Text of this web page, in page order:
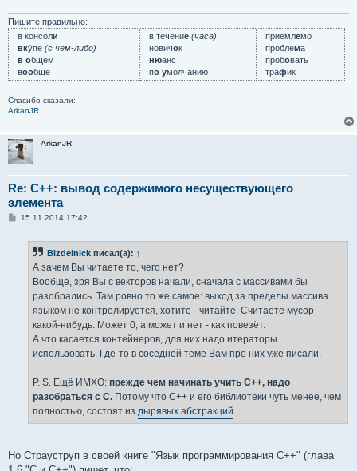
Пишите правильно:
в консоли
вку́пе (с чем-либо)
в общем
вообще
в течение (часа)
новичок
нюанс
по умолчанию
приемлемо
проблема
пробовать
трафик
Спасибо сказали:
ArkanJR
ArkanJR
Re: C++: вывод содержимого несуществующего
элемента
С15.11.2014 17:42
Bizdelnick писал(а): ↑
А зачем Вы читаете то, чего нет?
Вообще, зря Вы с векторов начали, сначала с массивами бы
разобрались. Там ровно то же самое: выход за пределы массива
языком не контролируется, хотите - читайте. Считаете мусор
какой-нибудь. Может 0, а может и нет - как повезёт.
А что касается контейнеров, для них надо итераторы
использовать. Где-то в соседней теме Вам про них уже писали.
P. S. Ещё ИМХО: прежде чем начинать учить C++, надо
разобраться с C. Потому что C++ и его библиотеки чуть менее, чем
полностью, состоят из дырявых абстракций.
Но Страуструп в своей книге "Язык программирования C++" (глава